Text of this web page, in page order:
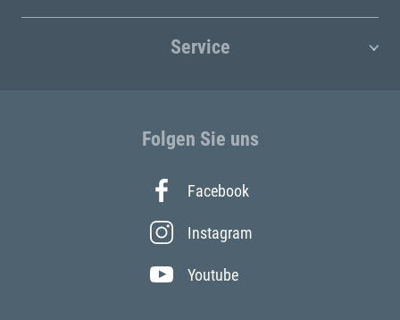
Service
Folgen Sie uns
Facebook
Instagram
Youtube